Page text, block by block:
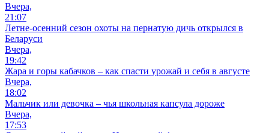
Вчера,
21:07
Летне-осенний сезон охоты на пернатую дичь открылся в
Беларуси
Вчера,
19:42
Жара и горы кабачков – как спасти урожай и себя в августе
Вчера,
18:02
Мальчик или девочка – чья школьная капсула дороже
Вчера,
17:53